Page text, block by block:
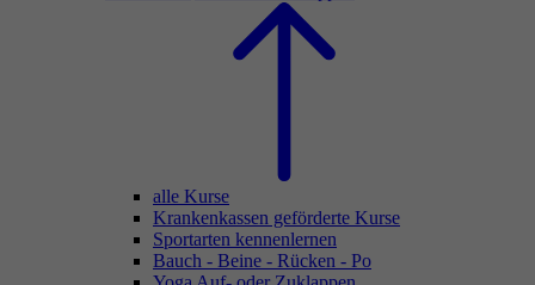
alle Kurse
Krankenkassen geförderte Kurse
Sportarten kennenlernen
Bauch - Beine - Rücken - Po